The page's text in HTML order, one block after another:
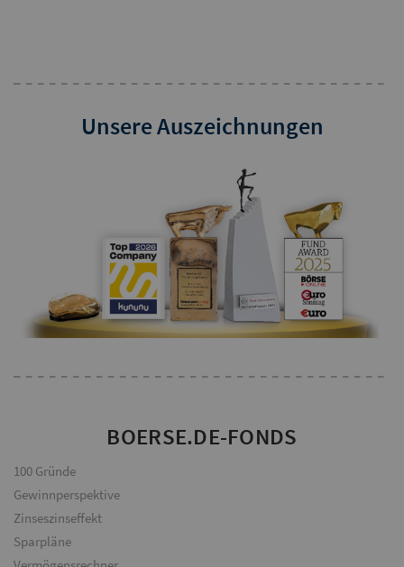
Unsere Auszeichnungen
BOERSE.DE-FONDS
100 Gründe
Gewinnperspektive
Zinseszinseffekt
Sparpläne